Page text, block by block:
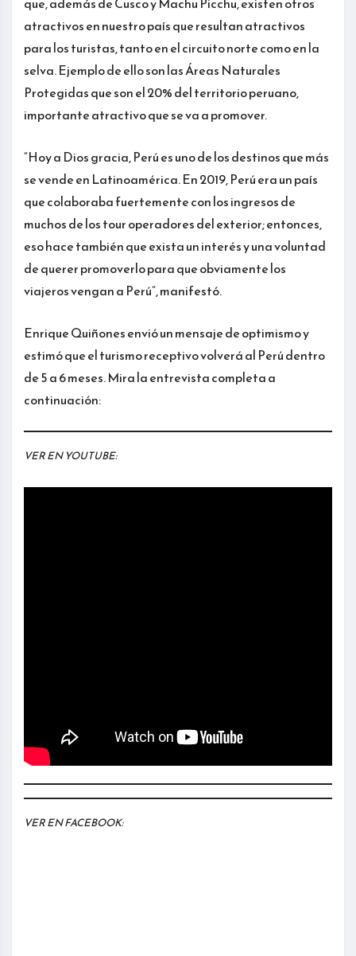
atractivos en nuestro país que resultan atractivos
para los turistas, tanto en el circuito norte como en la
selva. Ejemplo de ello son las Áreas Naturales
Protegidas que son el 20% del territorio peruano,
importante atractivo que se va a promover.
“Hoy a Dios gracia, Perú es uno de los destinos que más
se vende en Latinoamérica. En 2019, Perú era un país
que colaboraba fuertemente con los ingresos de
muchos de los tour operadores del exterior; entonces,
eso hace también que exista un interés y una voluntad
de querer promoverlo para que obviamente los
viajeros vengan a Perú”, manifestó.
Enrique Quiñones envió un mensaje de optimismo y
estimó que el turismo receptivo volverá al Perú dentro
de 5 a 6 meses. Mira la entrevista completa a
continuación:
VER EN YOUTUBE:
VER EN FACEBOOK: